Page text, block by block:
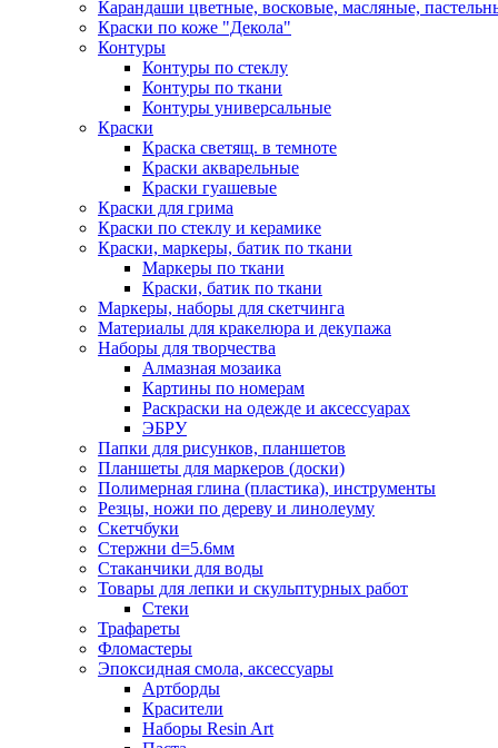
Карандаши цветные, восковые, масляные,
Краски по коже "Декола"
Контуры
Контуры по стеклу
Контуры по ткани
Контуры универсальные
Краски
Краска светящ. в темноте
Краски акварельные
Краски гуашевые
Краски для грима
Краски по стеклу и керамике
Краски, маркеры, батик по ткани
Маркеры по ткани
Краски, батик по ткани
Маркеры, наборы для скетчинга
Материалы для кракелюра и декупажа
Наборы для творчества
Алмазная мозаика
Картины по номерам
Раскраски на одежде и аксессуарах
ЭБРУ
Папки для рисунков, планшетов
Планшеты для маркеров (доски)
Полимерная глина (пластика), инструменты
Резцы, ножи по дереву и линолеуму
Скетчбуки
Стержни d=5.6мм
Стаканчики для воды
Товары для лепки и скульптурных работ
Стеки
Трафареты
Фломастеры
Эпоксидная смола, аксессуары
Артборды
Красители
Наборы Resin Art